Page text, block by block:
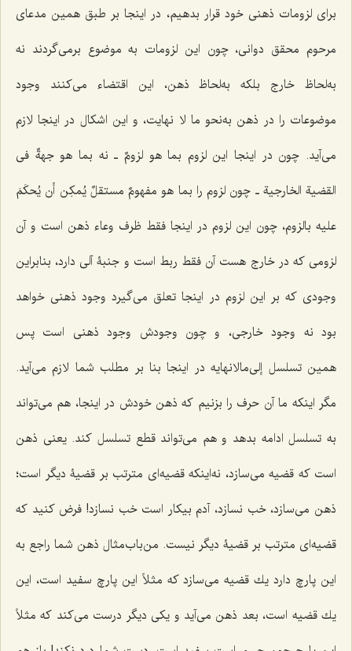
براى لزومات ذهنى خود قرار بدهیم، در اینجا بر طبق همین مدعاى‌
مرحوم محقق دوانى، چون این لزومات به موضوع برمى‌گردند نه
به‌لحاظ خارج بلكه به‌لحاظ ذهن، این اقتضاء مى‌كنند وجود
موضوعات را در ذهن به‌نحو ما لا نهایت، و این اشكال در اینجا لازم
مى‌آید. چون در اینجا این لزوم بما هو لزومٌ ـ نه بما هو جهةٌ فى
القضیة الخارجیة ـ چون لزوم را بما هو مفهومٌ مستقلٌ یُمكِن أن یُحكَمَ
علیه بالزوم، چون این لزوم در اینجا فقط ظرف وعاء ذهن است و آن
لزومى كه در خارج هست آن فقط ربط است و جنبۀ آلى دارد، بنابراین
وجودى كه بر این لزوم در اینجا تعلق مى‌گیرد وجود ذهنى خواهد
بود نه وجود خارجى، و چون وجودش وجود ذهنى است پس
همینتسلسل إلى‌مالانهایهدر اینجا بنا بر مطلب شما لازم مى‌آید.
مگر اینكه ما آن حرف را بزنیم كه ذهن خودش در اینجا، هم مى‌تواند
به تسلسل ادامه بدهد و هم مى‌تواند قطع تسلسل كند. یعنى ذهن
است كه قضیه مى‌سازد، نه‌اینكه قضیه‌اى مترتب بر قضیۀ دیگر است؛
ذهن مى‌سازد، خب نسازد، آدم بیكار است خب نسازد! فرض كنید كه
قضیه‌اى مترتب بر قضیۀ دیگر نیست. من‌باب‌مثال ذهن شما راجع به
این پارچ دارد یك قضیه‌ مى‌سازد که مثلاً این پارچ سفید است، این
یك قضیه است، بعد ذهن مى‌آید و یكى دیگر درست مى‌كند که مثلاً